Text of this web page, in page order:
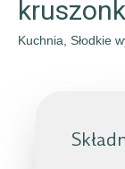
Kuchnia, Słodkie